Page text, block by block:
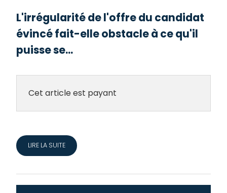
L'irrégularité de l'offre du candidat
évincé fait-elle obstacle à ce qu'il
puisse se...
Cet article est payant
LIRE LA SUITE